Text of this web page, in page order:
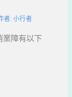
者: 小行者
業障有以下